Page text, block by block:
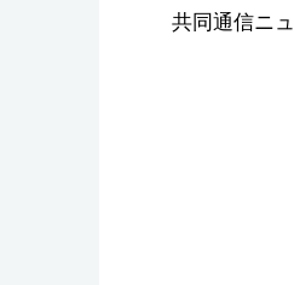
共同通信ニ